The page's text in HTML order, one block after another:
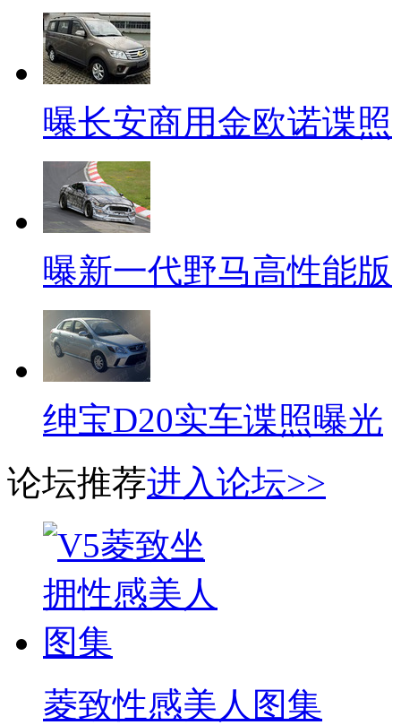
曝长安商用金欧诺谍照
曝新一代野马高性能版
绅宝D20实车谍照曝光
论坛推荐进入论坛>>
菱致性感美人图集